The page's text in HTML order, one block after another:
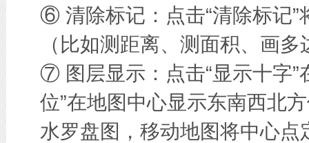
⑥ 清除标记：点击“清除标记
（比如测距离、测面积、画多
⑦ 图层显示：点击“显示十字”
位”在地图中心显示东南西北
水罗盘图，移动地图将中心